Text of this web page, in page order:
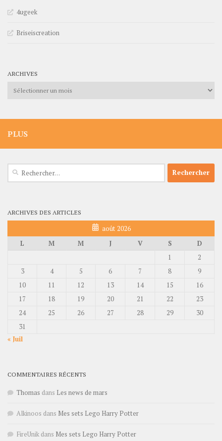
4ugeek
Briseiscreation
ARCHIVES
Archives
PLUS
Rechercher :
ARCHIVES DES ARTICLES
août 2026
L
M M J V S
D
1
2
3
4 5 6 7 8
9
10
11 12 13 14 15
16
17
18 19 20 21 22
23
24
25 26 27 28 29
30
31
« Juil
COMMENTAIRES RÉCENTS
Thomas dans Les news de mars
Alkinoos dans Mes sets Lego Harry Potter
FireUnik dans Mes sets Lego Harry Potter